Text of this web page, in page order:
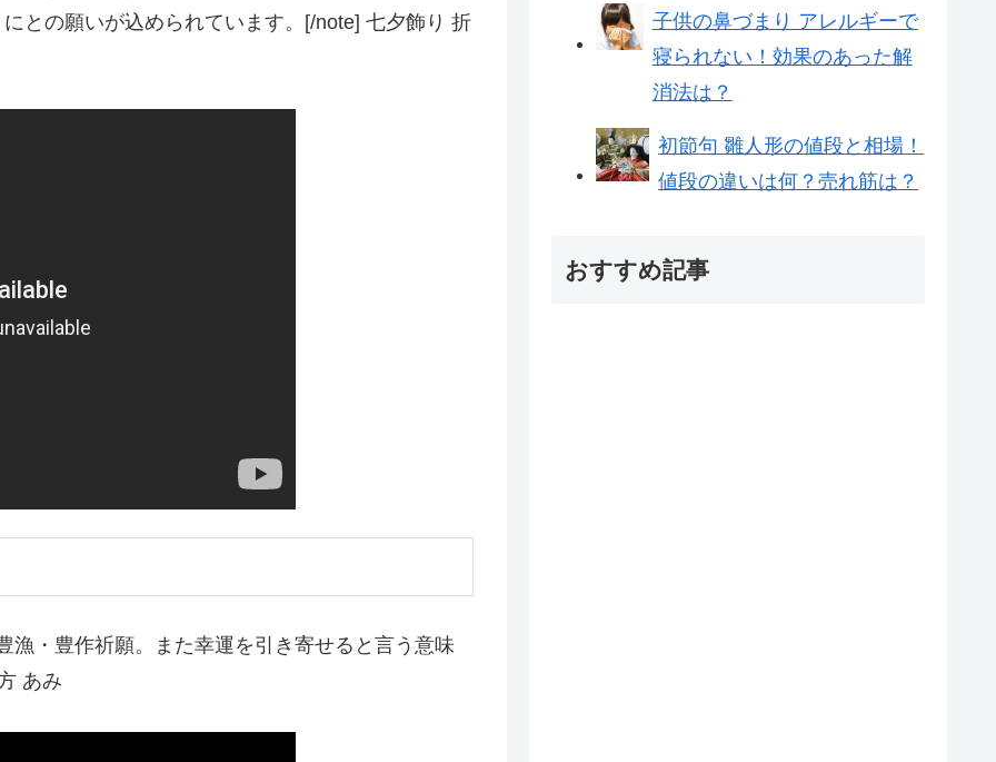
との願いが込められています。[/note] 七夕飾り 折
・豊作祈願。また幸運を引き寄せると言う意味
あみ
子供の鼻づまり アレルギーで
寝られない！効果のあった解
消法は？
初節句 雛人形の値段と相場！
値段の違いは何？売れ筋は？
おすすめ記事